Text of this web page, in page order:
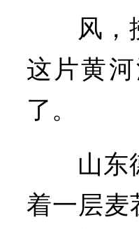
风，拂
这片黄
了。
山东德
着一层麦